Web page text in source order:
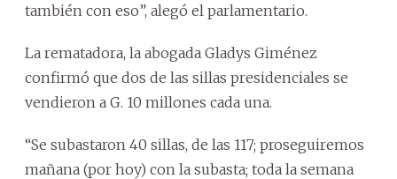
también con eso”, alegó el parlamentario.
La rematadora, la abogada Gladys Giménez
confirmó que dos de las sillas presidenciales se
vendieron a G. 10 millones cada una.
“Se subastaron 40 sillas, de las 117; proseguiremos
mañana (por hoy) con la subasta; toda la semana